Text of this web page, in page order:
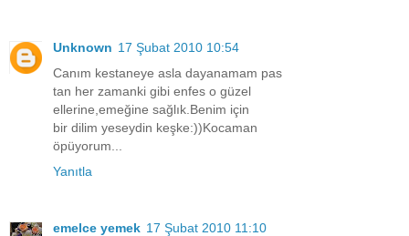
Unknown 17 Şubat 2010 10:54
Canım kestaneye asla dayanamam pas
tan her zamanki gibi enfes o güzel
ellerine,emeğine sağlık.Benim için
bir dilim yeseydin keşke:))Kocaman
öpüyorum...
Yanıtla
emelce yemek 17 Şubat 2010 11:10